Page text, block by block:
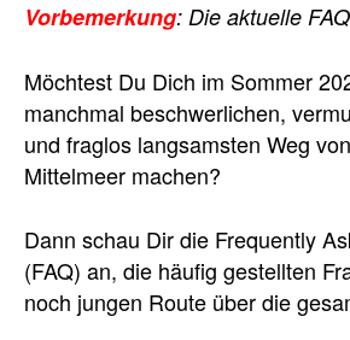
Vorbemerkung: Die aktuelle
Möchtest Du Dich im Sommer
manchmal beschwerlichen,
und fraglos langsamsten Weg
Mittelmeer machen?
Dann schau Dir die Frequently
(FAQ) an, die häufig gestellten
noch jungen Route über die